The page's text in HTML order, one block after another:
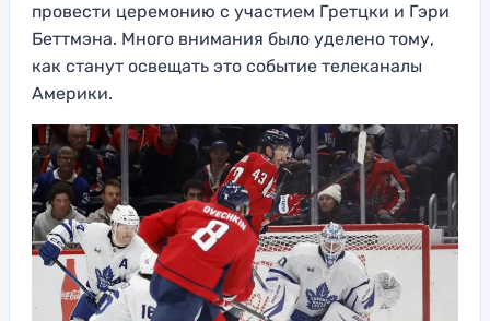
провести церемонию с участием Гретцки и Гэри
Беттмэна. Много внимания было уделено тому,
как станут освещать это событие телеканалы
Америки.